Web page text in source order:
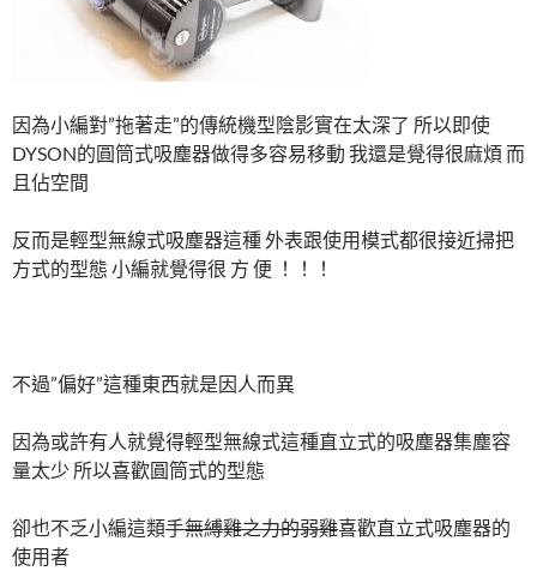
因為小編對”拖著走”的傳統機型陰影實在太深了 所以即使
DYSON的圓筒式吸塵器做得多容易移動 我還是覺得很麻煩 而
且佔空間
反而是輕型無線式吸塵器這種 外表跟使用模式都很接近掃把
方式的型態 小編就覺得很 方 便 ！！！
不過”偏好”這種東西就是因人而異
因為或許有人就覺得輕型無線式這種直立式的吸塵器集塵容
量太少 所以喜歡圓筒式的型態
卻也不乏小編這類手無縛雞之力的弱雞喜歡直立式吸塵器的
使用者